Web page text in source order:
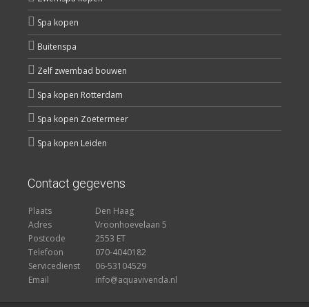
Spa kopen
Buitenspa
Zelf zwembad bouwen
Spa kopen Rotterdam
Spa kopen Zoetermeer
Spa kopen Leiden
Contact gegevens
Plaats
Den Haag
Adres
Vroonhoevelaan 5
Postcode
2553 ET
Telefoon
070-4040182
Servicedienst
06-53104529
Email
info@aquavivenda.nl